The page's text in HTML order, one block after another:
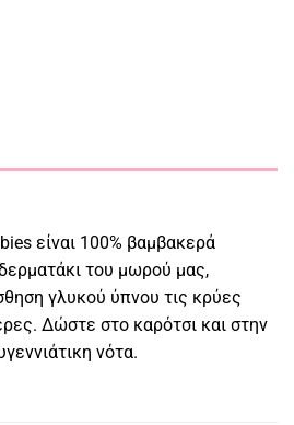
είναι 100% βαμβακερά
του μωρού μας,
γλυκού ύπνου τις κρύες
Δώστε στο καρότσι και στην
νότα.